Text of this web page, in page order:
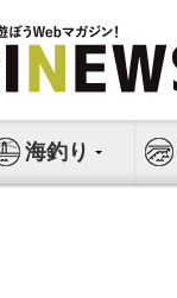
海釣り